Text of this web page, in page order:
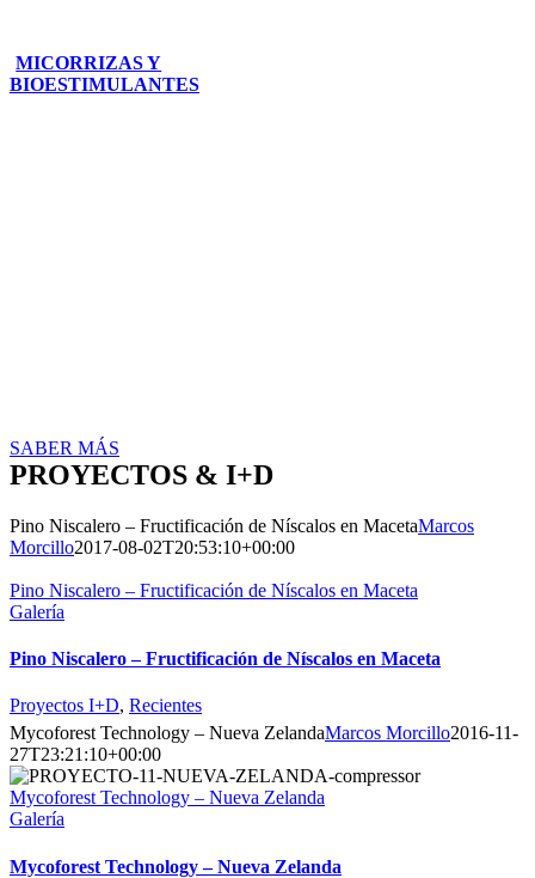
MICORRIZAS Y
BIOESTIMULANTES
SABER MÁS
PROYECTOS & I+D
Pino Niscalero – Fructificación de Níscalos en MacetaMarcos
Morcillo2017-08-02T20:53:10+00:00
Pino Niscalero – Fructificación de Níscalos en Maceta
Galería
Pino Niscalero – Fructificación de Níscalos en Maceta
Proyectos I+D, Recientes
Mycoforest Technology – Nueva ZelandaMarcos Morcillo2016-11-
27T23:21:10+00:00
Mycoforest Technology – Nueva Zelanda
Galería
Mycoforest Technology – Nueva Zelanda